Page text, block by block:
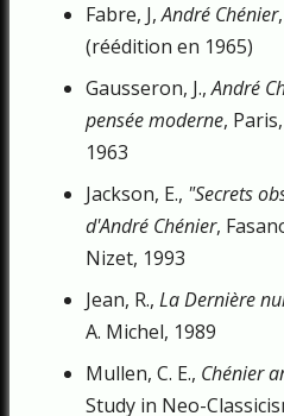
Fabre, J,André Chénier
(réédition en 1965)
Gausseron, J.,André
pensée moderne,
1963
Jackson, E., "Secrets
d'André Chénier,
Nizet, 1993
Jean, R., La Dernière
A. Michel, 1989
Mullen, C. E., Chénier
Study in Neo-